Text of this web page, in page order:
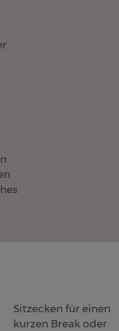
Sitzecken für einen
kurzen Break oder